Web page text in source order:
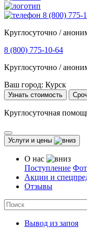
8 (800) 775-
Круглосуточно /
8 (800) 775-10-64
Круглосуточно /
Ваш город: Курск
Узнать стоимость
Круглосуточная
Услуги и цены
О нас
Поступление
Акции и
Отзывы
Вывод из запоя